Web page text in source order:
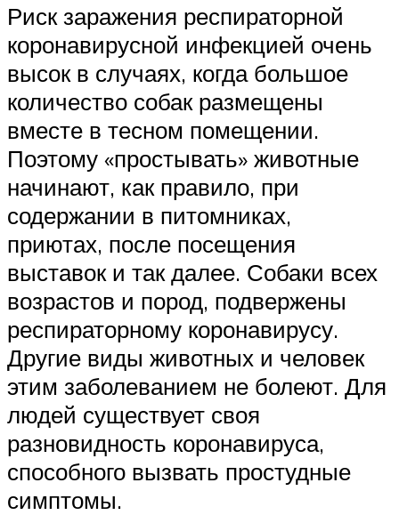
Риск заражения респираторной
коронавирусной инфекцией очень
высок в случаях, когда большое
количество собак размещены
вместе в тесном помещении.
Поэтому «простывать» животные
начинают, как правило, при
содержании в питомниках,
приютах, после посещения
выставок и так далее. Собаки всех
возрастов и пород, подвержены
респираторному коронавирусу.
Другие виды животных и человек
этим заболеванием не болеют. Для
людей существует своя
разновидность коронавируса,
способного вызвать простудные
симптомы.